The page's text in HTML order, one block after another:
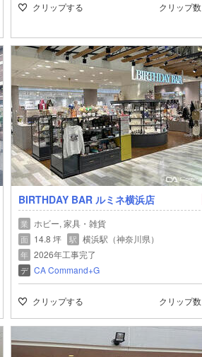
クリップする クリップ数
BIRTHDAY BAR ルミネ横浜店
業 ホビー, 家具・雑貨
面 14.8 坪 駅 横浜駅（神奈川県）
年 2026年工事完了
デ CA Command+G
クリップする クリップ数